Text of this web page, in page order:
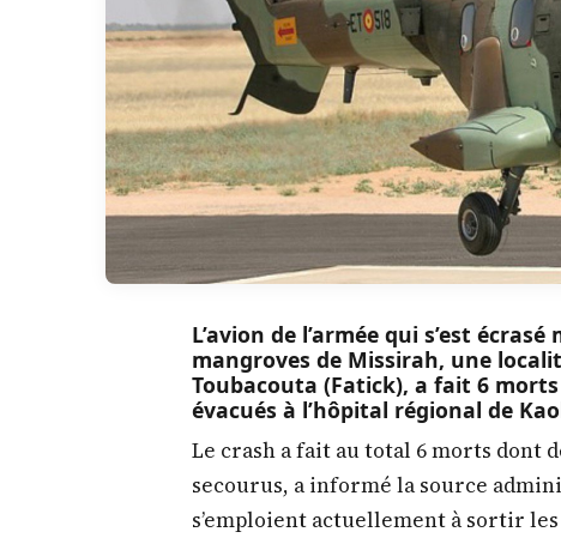
L’avion de l’armée qui s’est
mangroves de Missirah, une
Toubacouta (Fatick), a fait 6
évacués à l’hôpital régional de
Le crash a fait au total 6 morts dont
secourus, a informé la source
s’emploient actuellement à sortir